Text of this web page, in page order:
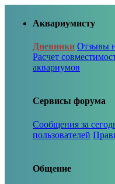
Аквариумисту
Дневники Отзывы
Расчет
аквариумов
Сервисы форума
Сообщения за
пользователей
Общение